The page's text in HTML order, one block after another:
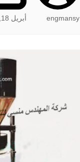
engmansy أبريل 18, 2023